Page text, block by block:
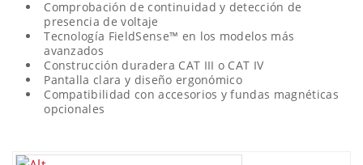
Comprobación de continuidad y detección de
presencia de voltaje
Tecnología FieldSense™ en los modelos más
avanzados
Construcción duradera CAT III o CAT IV
Pantalla clara y diseño ergonómico
Compatibilidad con accesorios y fundas magnéticas
opcionales